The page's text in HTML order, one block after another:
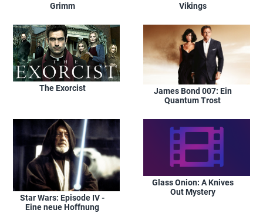
Grimm Vikings
The Exorcist
James Bond 007: Ein
Quantum Trost
Star Wars: Episode IV -
Eine neue Hoffnung
Glass Onion: A Knives
Out Mystery